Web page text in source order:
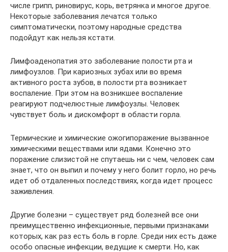
числе грипп, риновирус, корь, ветрянка и многое другое.
Некоторые заболевания лечатся только
симптоматически, поэтому народные средства
подойдут как нельзя кстати.
Лимфоаденопатия это заболевание полости рта и
лимфоузлов. При кариозных зубах или во время
активного роста зубов, в полости рта возникает
воспаление. При этом на возникшее воспаление
реагируют подчелюстные лимфоузлы. Человек
чувствует боль и дискомфорт в области горла.
Термические и химические ожогипоражение вызванное
химическими веществами или ядами. Конечно это
поражение слизистой не спутаешь ни с чем, человек сам
знает, что он выпил и почему у него болит горло, но речь
идет об отдаленных последствиях, когда идет процесс
заживления.
Другие болезни – существует ряд болезней все они
преимущественно инфекционные, первыми признаками
которых, как раз есть боль в горле. Среди них есть даже
особо опасные инфекции, ведущие к смерти. Но, как